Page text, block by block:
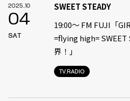
2025.10
04
SAT
TV.RADIO
SWEET STEADY
19:00〜 FM FUJI「
=flying high= SWEET
界！」